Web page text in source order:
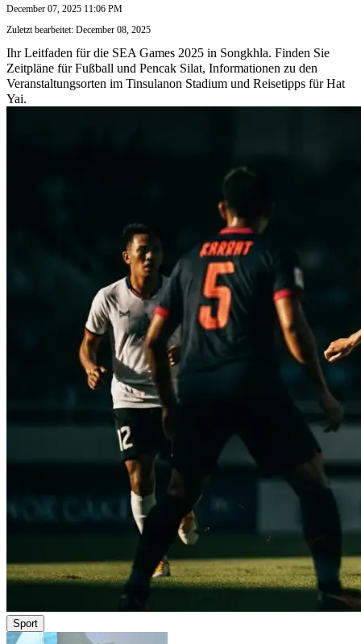
December 07, 2025 11:06 PM
Zuletzt bearbeitet: December 08, 2025
Ihr Leitfaden für die SEA Games 2025 in Songkhla. Finden Sie
Zeitpläne für Fußball und Pencak Silat, Informationen zu den
Veranstaltungsorten im Tinsulanon Stadium und Reisetipps für Hat
Yai.
Sport